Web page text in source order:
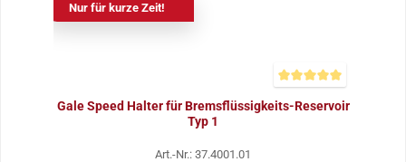
Nur für kurze Zeit!
Gale Speed Halter für Bremsflüssigkeits-Reservoir
Typ 1
Art.-Nr.: 37.4001.01